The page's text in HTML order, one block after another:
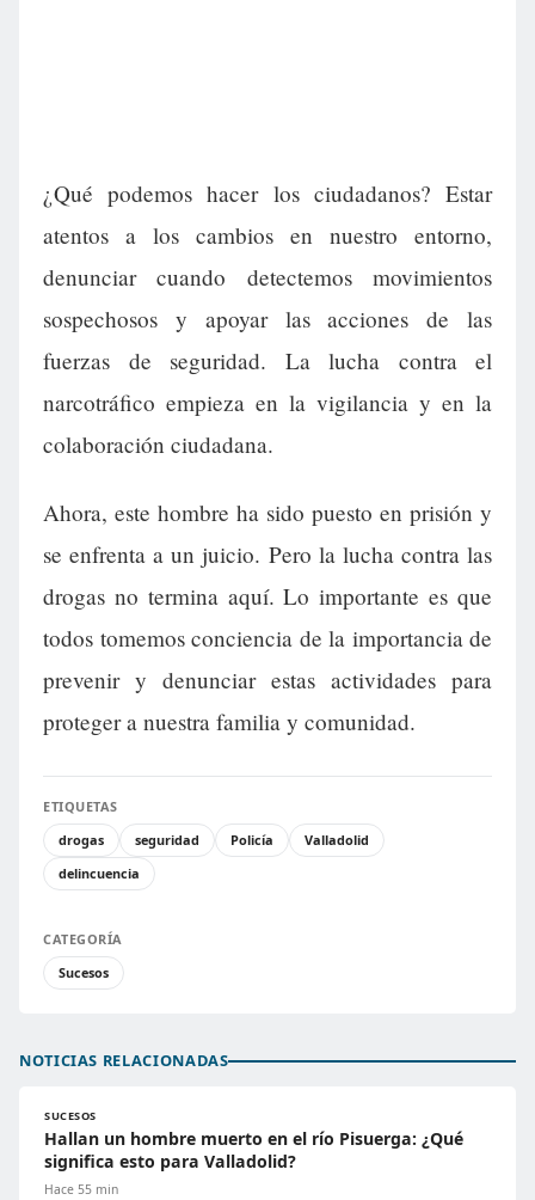
¿Qué podemos hacer los ciudadanos? Estar
atentos a los cambios en nuestro entorno,
denunciar cuando detectemos movimientos
sospechosos y apoyar las acciones de las
fuerzas de seguridad. La lucha contra el
narcotráfico empieza en la vigilancia y en la
colaboración ciudadana.
Ahora, este hombre ha sido puesto en prisión y
se enfrenta a un juicio. Pero la lucha contra las
drogas no termina aquí. Lo importante es que
todos tomemos conciencia de la importancia de
prevenir y denunciar estas actividades para
proteger a nuestra familia y comunidad.
ETIQUETAS
drogas
seguridad Policía
Valladolid
delincuencia
CATEGORÍA
Sucesos
NOTICIAS RELACIONADAS
SUCESOS
Hallan un hombre muerto en el río Pisuerga: ¿Qué
significa esto para Valladolid?
Hace 55 min